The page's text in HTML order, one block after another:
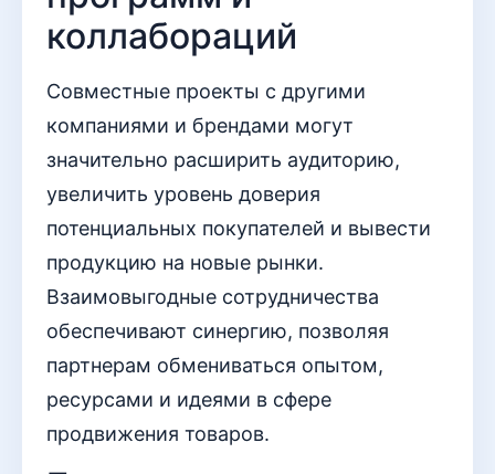
коллабораций
Совместные проекты с другими
компаниями и брендами могут
значительно расширить аудиторию,
увеличить уровень доверия
потенциальных покупателей и вывести
продукцию на новые рынки.
Взаимовыгодные сотрудничества
обеспечивают синергию, позволяя
партнерам обмениваться опытом,
ресурсами и идеями в сфере
продвижения товаров.